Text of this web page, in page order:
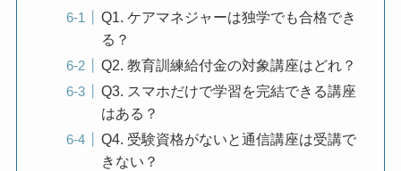
Q1. ケアマネジャーは独学でも合格でき
る？
Q2. 教育訓練給付金の対象講座はどれ？
Q3. スマホだけで学習を完結できる講座
はある？
Q4. 受験資格がないと通信講座は受講で
きない？